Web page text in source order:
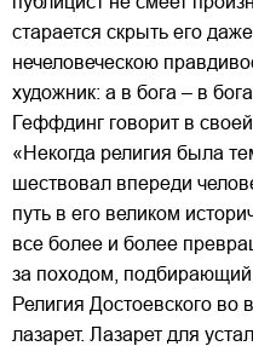
старается скрыть его
нечеловеческою
художник: а в бога – в
Геффдинг говорит в
«Некогда религия была
шествовал впереди
путь в его великом
все более и более
за походом, подбирающий
Религия Достоевского во
лазарет. Лазарет для